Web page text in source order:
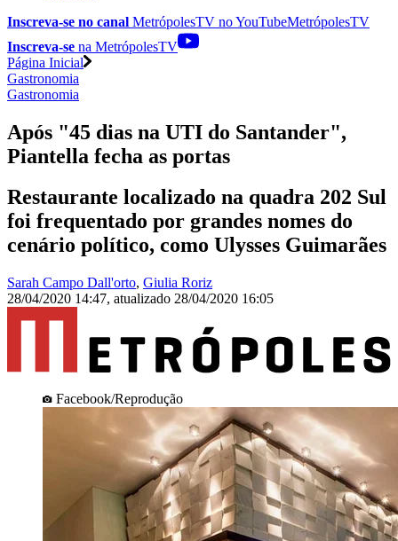
Inscreva-se no canal MetrópolesTV noYouTubeMetrópolesTV
Inscreva-se na MetrópolesTV
Página Inicial
Gastronomia
Gastronomia
Após "45 dias na UTI do Santander",
Piantella fecha as portas
Restaurante localizado na quadra 202 Sul
foi frequentado por grandes nomes do
cenário político, como Ulysses Guimarães
Sarah Campo Dall'orto, Giulia Roriz
28/04/2020 14:47, atualizado 28/04/2020 16:05
Facebook/Reprodução